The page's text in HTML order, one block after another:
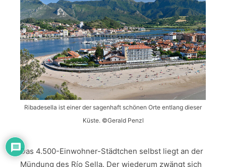
Ribadesella ist einer der sagenhaft schönen Orte entlang dieser
Küste. ©Gerald Penzl
Das 4.500-Einwohner-Städtchen selbst liegt an der
Mündung des Río Sella. Der wiederum zwängt sich